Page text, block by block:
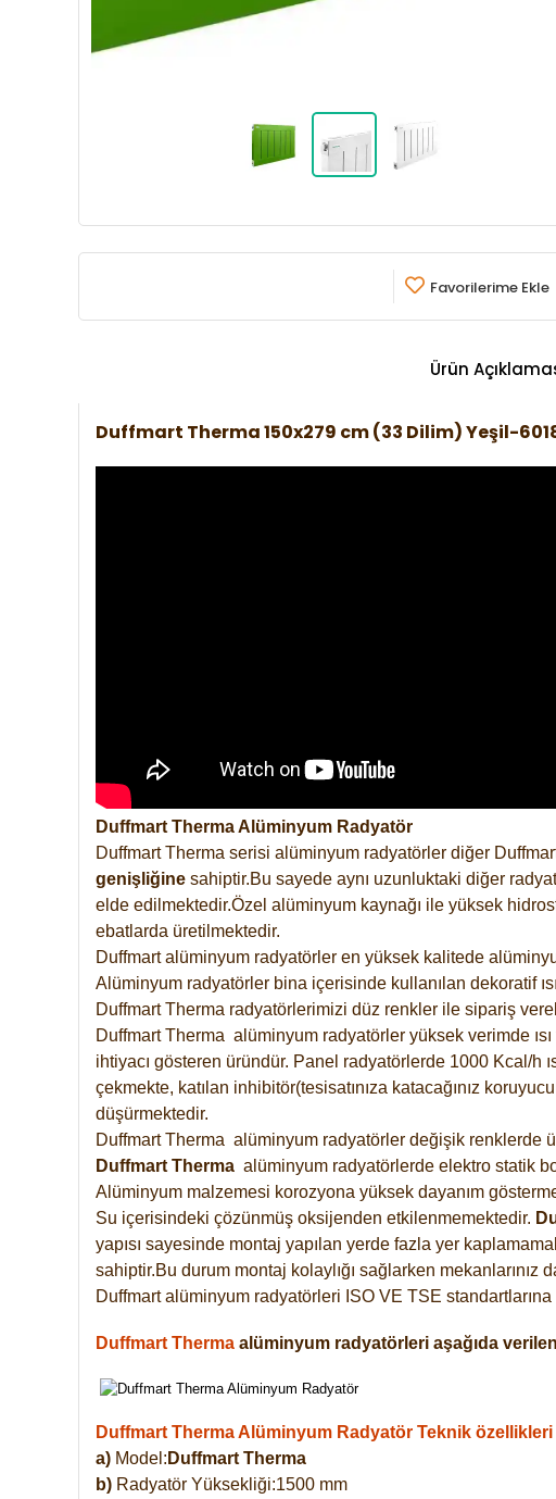
Favorilerime Ekle
Ürün
Duffmart Therma 150x279 cm (33 Dilim) Yeşil-
Duffmart Therma Alüminyum Radyatör
Duffmart Therma serisi alüminyum radyatörler diğer
genişliğine sahiptir.Bu sayede aynı uzunluktaki diğer
elde edilmektedir.Özel alüminyum kaynağı ile yüksek
ebatlarda üretilmektedir.
Duffmart alüminyum radyatörler en yüksek kalitede
Alüminyum radyatörler bina içerisinde kullanılan dekoratif
Duffmart Therma radyatörlerimizi düz renkler ile sipariş
Duffmart Therma alüminyum radyatörler yüksek verimde
ihtiyacı gösteren üründür. Panel radyatörlerde 1000 Kcal/h
çekmekte, katılan inhibitör(tesisatınıza katacağınız
düşürmektedir.
Duffmart Therma alüminyum radyatörler değişik
Duffmart Therma alüminyum radyatörlerde elektro statik
Alüminyum malzemesi korozyona yüksek dayanım
Su içerisindeki çözünmüş oksijenden etkilenmemektedir.
yapısı sayesinde montaj yapılan yerde fazla yer
sahiptir.Bu durum montaj kolaylığı sağlarken
Duffmart alüminyum radyatörleri ISO VE TSE
Duffmart Therma alüminyum radyatörleri aşağıda
Duffmart Therma Alüminyum Radyatör Teknik özellikleri
a) Model: Duffmart Therma
b) Radyatör Yüksekliği:1500 mm